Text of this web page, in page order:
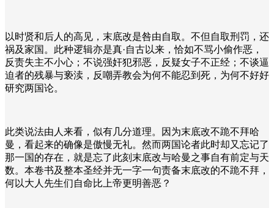
以时贤和后人的高见，末底改是咎由自取。不但自取刑罚，还
祸及家国。此种逻辑亦是真·自古以来，恰如不骂小偷作恶，
反责失主不小心；不说强奸犯邪恶，反疑女子不正经；不谈逼
迫者的残暴与亵渎，反嘲弄教会为何不能忍到死，为何不好好
研究两国论。
此类说法由人来看，似有几分道理。因为末底改不跪不拜哈
曼，看起来的确像是傲慢无礼。然而两国论者此时却又忘记了
那一国的存在，就是忘了此刻末底改与哈曼之事自有前定与天
数。本卷书及整本圣经并无一字一句责备末底改的不跪不拜，
何以大人先生们自命比上帝更明善恶？